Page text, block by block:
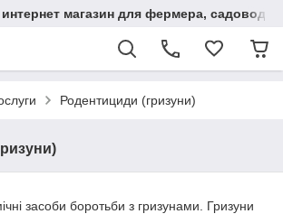
магазин для фермера,
Родентициди (гризуни)
засоби боротьби з гризунами. Гризуни